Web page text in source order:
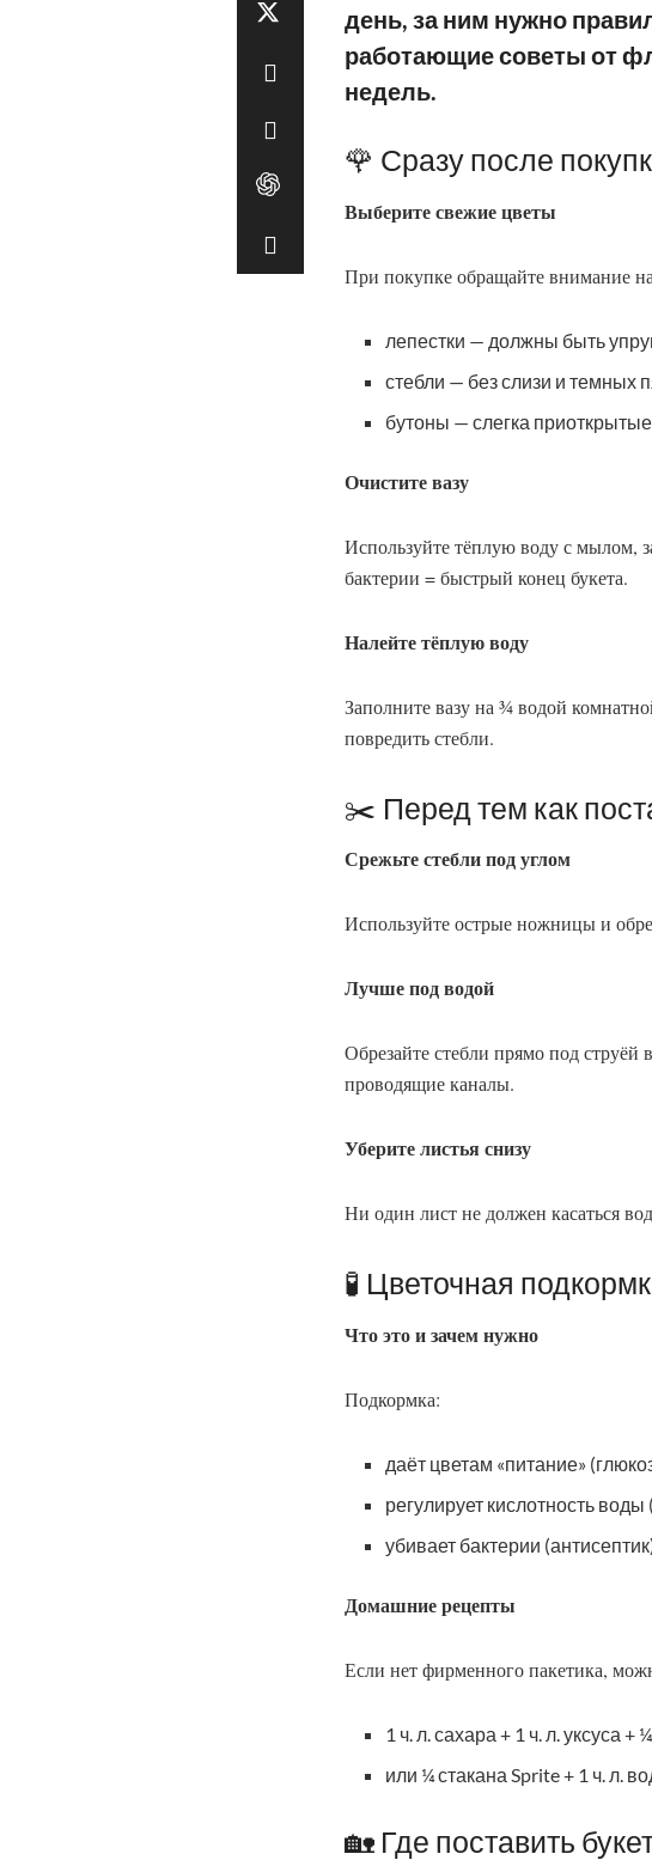
день, за ним нужно
работающие советы от
недель.
🌹 Сразу после
Выберите свежие цветы
При покупке обращайте внимание
лепестки — должны быть
стебли — без слизи и темных
бутоны — слегка
Очистите вазу
Используйте тёплую воду с мылом,
бактерии = быстрый конец букета.
Налейте тёплую воду
Заполните вазу на ¾ водой
повредить стебли.
✂️ Перед тем как
Срежьте стебли под углом
Используйте острые ножницы и
Лучше под водой
Обрезайте стебли прямо под
проводящие каналы.
Уберите листья снизу
Ни один лист не должен касаться
🧪 Цветочная
Что это и зачем нужно
Подкормка:
даёт цветам «питание»
регулирует кислотность воды
убивает бактерии
Домашние рецепты
Если нет фирменного пакетика,
1 ч. л. сахара + 1 ч. л. уксуса
или ¼ стакана Sprite + 1 ч. л.
🏡 Где поставить